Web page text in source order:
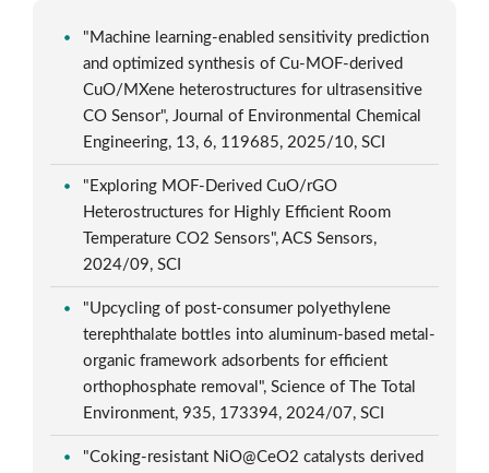
"Machine learning-enabled sensitivity prediction
and optimized synthesis of Cu-MOF-derived
CuO/MXene heterostructures for ultrasensitive
CO Sensor", Journal of Environmental Chemical
Engineering, 13, 6, 119685, 2025/10, SCI
"Exploring MOF-Derived CuO/rGO
Heterostructures for Highly Efficient Room
Temperature CO2 Sensors", ACS Sensors,
2024/09, SCI
"Upcycling of post-consumer polyethylene
terephthalate bottles into aluminum-based metal-
organic framework adsorbents for efficient
orthophosphate removal", Science of The Total
Environment, 935, 173394, 2024/07, SCI
"Coking-resistant NiO@CeO2 catalysts derived